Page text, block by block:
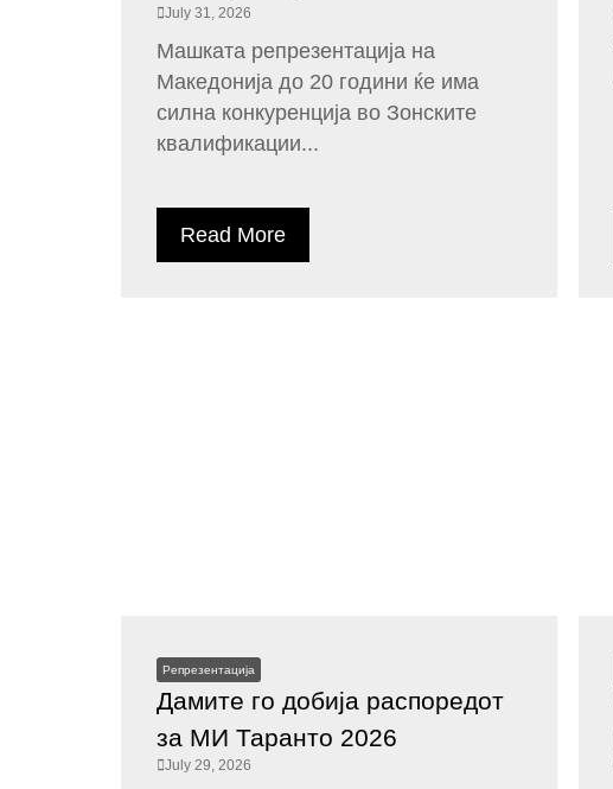
July 31, 2026
Машката репрезентација на
Македонија до 20 години ќе има
силна конкуренција во Зонските
квалификации...
Read More
Репрезентација
Дамите го добија распоредот
за МИ Таранто 2026
July 29, 2026